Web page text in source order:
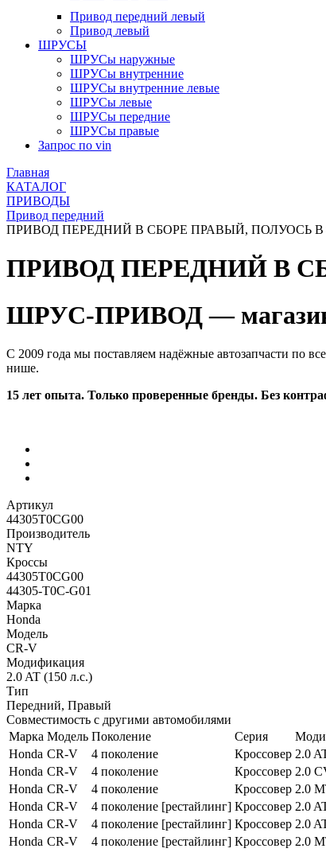
Привод передний левый
Привод левый
ШРУСЫ
ШРУСы наружные
ШРУСы внутренние
ШРУСы внутренние левые
ШРУСы левые
ШРУСы передние
ШРУСы правые
Запрос по vin
Главная
КАТАЛОГ
ПРИВОДЫ
Привод передний
ПРИВОД ПЕРЕДНИЙ В СБОРЕ ПРАВЫЙ, ПОЛУОСЬ В
ПРИВОД ПЕРЕДНИЙ В
ШРУС-ПРИВОД — магазин
С 2009 года мы поставляем надёжные автозапчасти по
нише.
15 лет опыта. Только проверенные бренды. Без
Артикул
44305T0CG00
Производитель
NTY
Кроссы
44305T0CG00
44305-T0C-G01
Марка
Honda
Модель
CR-V
Модификация
2.0 AT (150 л.с.)
Тип
Передний, Правый
Совместимость с другими автомобилями
Марка Модель Поколение Серия
Honda CR-V 4 поколение Кроссовер 2.0
Honda CR-V 4 поколение Кроссовер 2.0
Honda CR-V 4 поколение Кроссовер 2.0
Honda CR-V 4 поколение [рестайлинг] Кроссовер 2.0
Honda CR-V 4 поколение [рестайлинг] Кроссовер 2.0
Honda CR-V 4 поколение [рестайлинг] Кроссовер 2.0